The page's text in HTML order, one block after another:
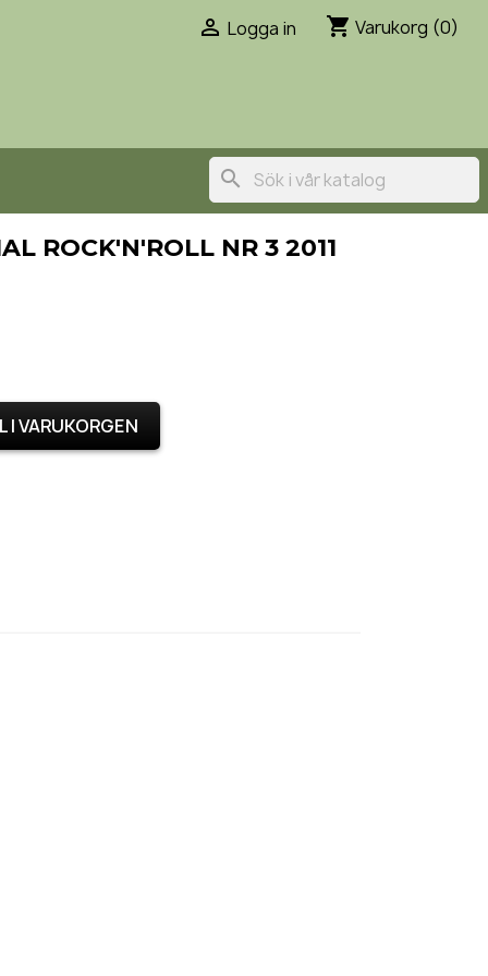
 Logga in shopping_cart Varukorg (0)
search
ROCK'N'ROLL NR 3 2011
I VARUKORGEN